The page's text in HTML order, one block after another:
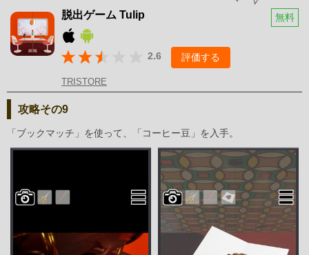
脱出ゲーム Tulip 無料
2.6 評価する
TRISTORE
攻略その9
「ブックマッチ」を使って、「コーヒー豆」を入手。